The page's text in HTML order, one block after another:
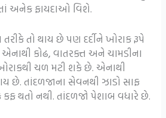
અનેક ફાયદાઓ વિશે.
તો થાય છે પણ દર્દીને ખોરાક રૂપે
કોઢ, વાતરક્ત અને ચામડીના
ચળ મટી શકે છે. એનાથી
છે. તાંદળજાના સેવનથી ઝાડો સાફ
થતો નથી. તાંદળજો પેશાબ વધારે છે.